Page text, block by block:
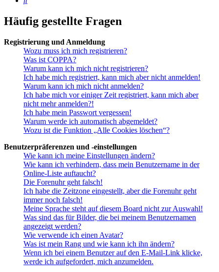
Häufig gestellte Fragen
Registrierung und Anmeldung
Wozu muss ich mich registrieren?
Was ist COPPA?
Warum kann ich mich nicht registrieren?
Ich habe mich registriert, kann mich aber nicht anmelden!
Warum kann ich mich nicht anmelden?
Ich habe mich vor einiger Zeit registriert, kann mich aber
nicht mehr anmelden?!
Ich habe mein Passwort vergessen!
Warum werde ich automatisch abgemeldet?
Wozu ist die Funktion „Alle Cookies löschen“?
Benutzerpräferenzen und -einstellungen
Wie kann ich meine Einstellungen ändern?
Wie kann ich verhindern, dass mein Benutzername in der
Online-Liste auftaucht?
Die Forenuhr geht falsch!
Ich habe die Zeitzone eingestellt, aber die Forenuhr geht
immer noch falsch!
Meine Sprache steht auf diesem Board nicht zur Auswahl!
Was sind das für Bilder, die bei meinem Benutzernamen
angezeigt werden?
Wie verwende ich einen Avatar?
Was ist mein Rang und wie kann ich ihn ändern?
Wenn ich bei einem Benutzer auf den E-Mail-Link klicke,
werde ich aufgefordert, mich anzumelden.